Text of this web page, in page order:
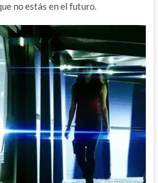
no estás en el futuro.